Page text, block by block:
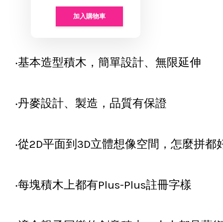
加入購物車
‧基本造型積木，簡單設計、無限延伸
‧丹麥設計、製造，品質有保證
‧從2D平面到3D立體想像空間，怎麼拼都
‧每塊積木上都有Plus-Plus註冊字樣